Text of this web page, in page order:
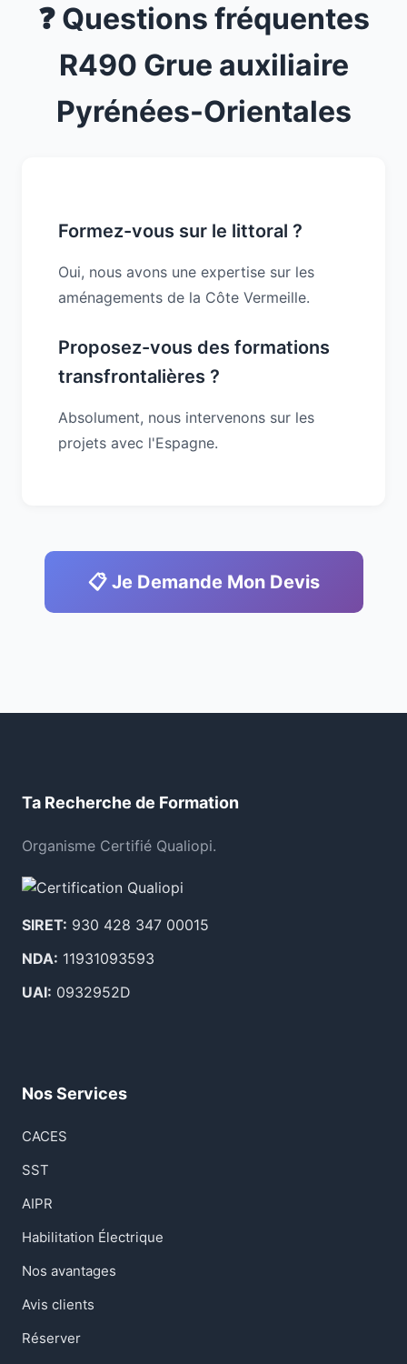
❓ Questions fréquentes
R490 Grue auxiliaire
Pyrénées-Orientales
Formez-vous sur le littoral ?
Oui, nous avons une expertise sur les
aménagements de la Côte Vermeille.
Proposez-vous des formations
transfrontalières ?
Absolument, nous intervenons sur les
projets avec l'Espagne.
📋 Je Demande Mon Devis
Ta Recherche de Formation
Organisme Certifié Qualiopi.
SIRET: 930 428 347 00015
NDA: 11931093593
UAI: 0932952D
Nos Services
CACES
SST
AIPR
Habilitation Électrique
Nos avantages
Avis clients
Réserver